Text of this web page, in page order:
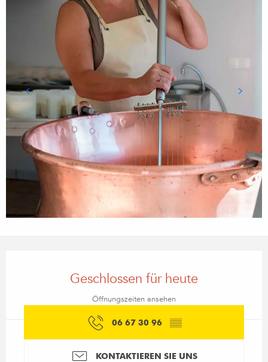
Geschlossen für heute
Öffnungszeiten ansehen
06 67 30 96 ▒▒
KONTAKTIEREN SIE UNS